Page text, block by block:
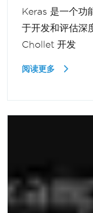
Keras 是一个功
于开发和评估深
Chollet 开发
阅读更多